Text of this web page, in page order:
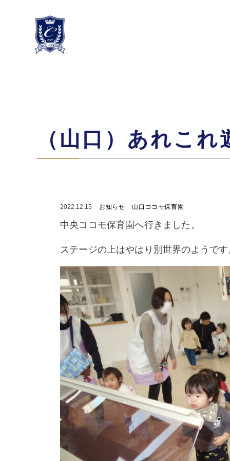
（山口）あれこれ
2022.12.15 お知らせ 山口ココモ保育園
中央ココモ保育園へ行きました。
ステージの上はやはり別世界のようです